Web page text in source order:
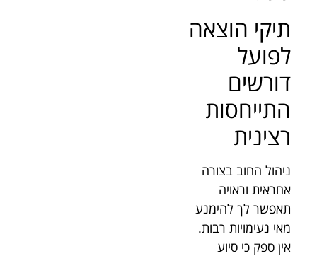
תיקי הוצאה
לפועל
דורשים
התייחסות
רצינית
ניהול החוב בצורה
אחראית וראויה
תאפשר לך להימנע
מאי נעימויות רבות.
אין ספק כי סיוע